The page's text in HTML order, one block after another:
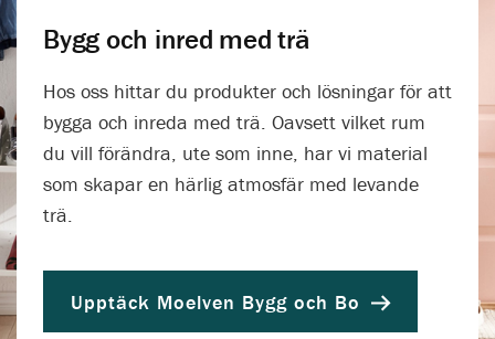
Bygg och inred med trä
Hos oss hittar du produkter och lösningar för att
bygga och inreda med trä. Oavsett vilket rum
du vill förändra, ute som inne, har vi material
som skapar en härlig atmosfär med levande
trä.
Upptäck Moelven Bygg och Bo